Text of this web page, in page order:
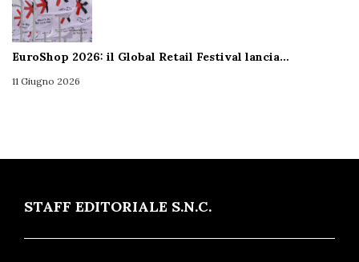
EuroShop 2026: il Global Retail Festival lancia…
11 Giugno 2026
STAFF EDITORIALE S.N.C.